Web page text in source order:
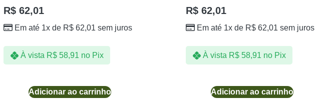
R$ 62,01
Em até 1x de R$ 62,01 sem juros
À vista R$58,91 no Pix
Adicionar ao carrinho
R$ 62,01
Em até 1x de R$ 62,01 sem juros
À vista R$58,91 no Pix
Adicionar ao carrinho